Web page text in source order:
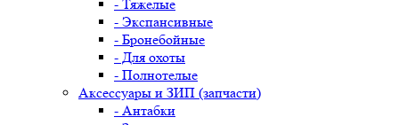
- Тяжелые
- Экспансивные
- Бронебойные
- Для охоты
- Полнотелые
Аксессуары и ЗИП (запчасти)
- Антабки